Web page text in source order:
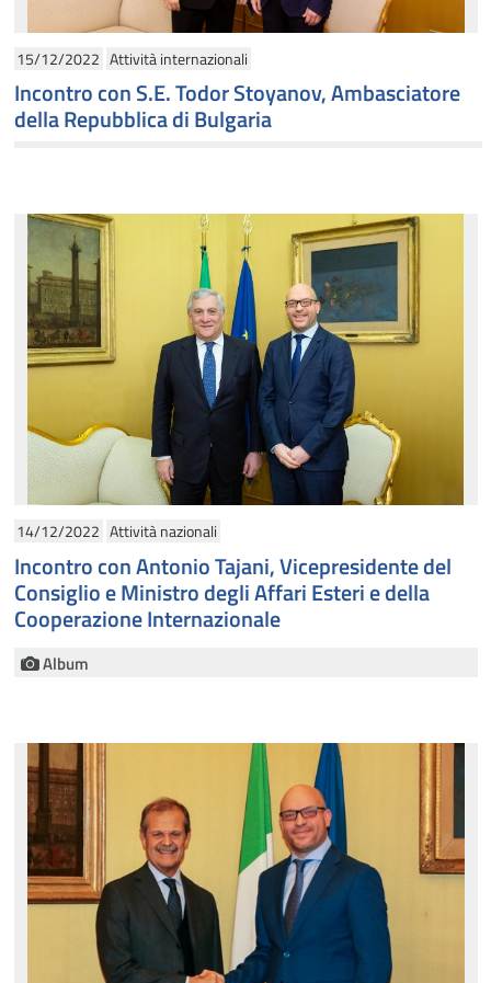
15/12/2022 Attività internazionali
Incontro con S.E. Todor Stoyanov, Ambasciatore
della Repubblica di Bulgaria
14/12/2022 Attività nazionali
Incontro con Antonio Tajani, Vicepresidente del
Consiglio e Ministro degli Affari Esteri e della
Cooperazione Internazionale
Album